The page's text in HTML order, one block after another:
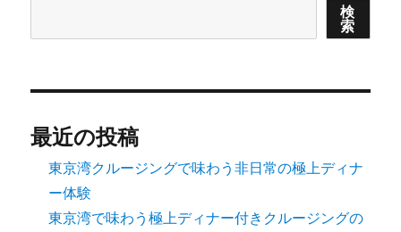
検
索
最近の投稿
東京湾クルージングで味わう非日常の極上ディナ
ー体験
東京湾で味わう極上ディナー付きクルージングの